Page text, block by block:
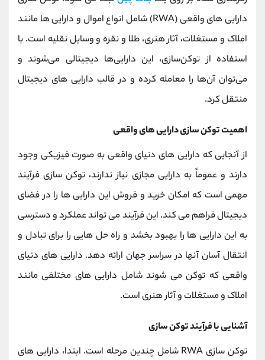
دارایی های واقعی (RWA) شامل انواع اموال و دارایی ها مانند
املاک و مستغلات، آثار هنری، طلا و نقره و وسایل نقلیه است. با
استفاده از توکن‌سازی، این دارایی‌ها دیجیتالی می‌شوند و
می‌توان آن‌ها را معامله کرده و در قالب دارایی‌ های دیجیتال
منتقل کرد.
اهمیت توکن سازی دارایی های واقعی
از آنجایی که دارایی های دنیای واقعی به صورت فیزیکی وجود
دارند و عموماً به دارایی مجازی نیاز ندارند، توکن سازی فرآیند
مهمی است که امکان خرید و فروش این دارایی ها را در فضای
دیجیتال فراهم می کند. این فرآیند می تواند عملکرد و دسترسی
به این دارایی ها را بهبود بخشد و راه حل هایی را برای تبادل و
انتقال آسان آنها در سراسر جهان ارائه دهد. دارایی های دنیای
واقعی که توکن می شوند شامل دارایی های مختلفی مانند
املاک و مستغلات و آثار هنری است.
آشنایی با فرآیند توکن سازی
توکن سازی RWA شامل چندین مرحله است. ابتدا، دارایی های